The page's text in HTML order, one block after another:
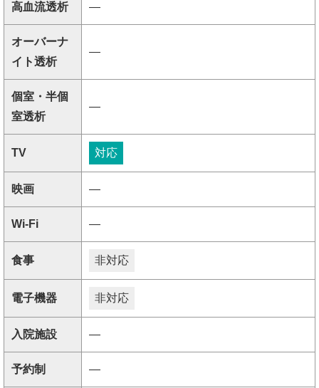
高血流透析 ―
オーバーナ
イト透析
―
個室・半個
室透析
―
TV 対応
映画 ―
Wi-Fi ―
食事 非対応
電子機器 非対応
入院施設 ―
予約制 ―